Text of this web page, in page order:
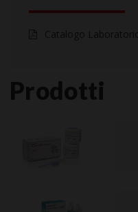
Catalogo Laboratorio
Prodotti